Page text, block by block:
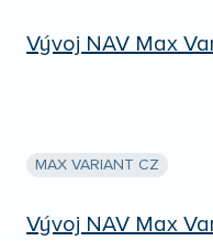
Vývoj NAV Max
MAX VARIANT CZ
Vývoj NAV Max